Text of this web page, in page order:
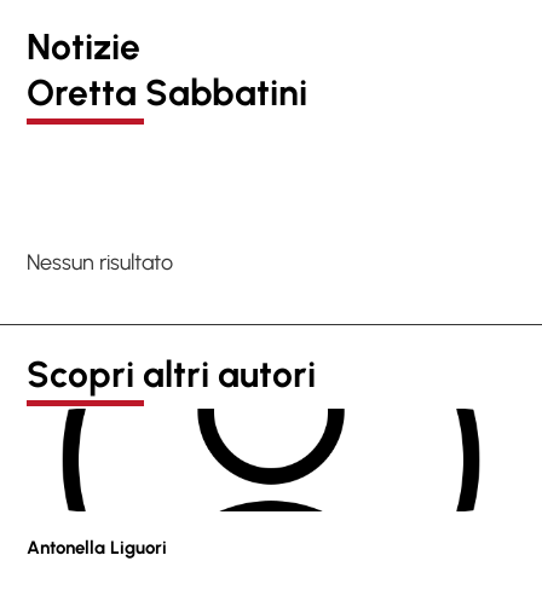
Notizie
Oretta Sabbatini
Nessun risultato
Scopri altri autori
Antonella Liguori